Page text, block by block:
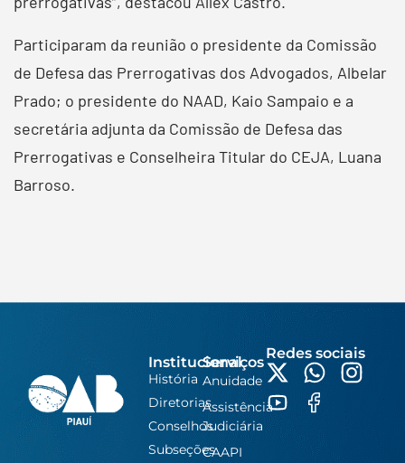
Participaram da reunião o presidente da Comissão
de Defesa das Prerrogativas dos Advogados, Albelar
Prado; o presidente do NAAD, Kaio Sampaio e a
secretária adjunta da Comissão de Defesa das
Prerrogativas e Conselheira Titular do CEJA, Luana
Barroso.
Institucional
História
Diretorias
Conselhos
Subseções
Serviços
Anuidade
Assistência
Judiciária
CAAPI
Redes sociais